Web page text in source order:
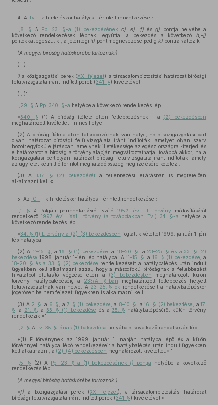
4. A Tv. – kihirdetéskor hatályos – érintett rendelkezései:
8. § A Pp. 23. §-a (1) bekezdésének c) ,e) f) ésg)
pontja helyébe a
következő rendelkezések lépnek, egyúttal a bekezdés a következő h)–j)
pontokkal egészül ki, a jelenlegi h) pont megnevezése pedig k) pontra változik:
(A megyei bíróság hatáskörébe tartoznak:)
(...)
i) a közigazgatási perek (XX. fejezet), a társadalombiztosítási határozat bírósági
felülvizsgálata iránt indított perek (341. §) kivételével,
(...)''
29. § A Pp. 340. §-a helyébe a következő rendelkezés lép:
»340. § (1) A bíróság ítélete ellen fellebbezésnek – a (2) bekezdésben
meghatározott kivétellel – nincs helye.
(2) A bíróság ítélete ellen fellebbezésnek van helye, ha a közigazgatási pert
olyan határozat bírósági felülvizsgálata iránt indították, amelyet olyan szerv
hozott egyfokú eljárásban, amelynek illetékessége az egész országra kiterjed, és
e határozatot a bíróság a törvény alapján megváltoztathatja, továbbá akkor, ha a
közigazgatási pert olyan határozat bírósági felülvizsgálata iránt indították, amely
az ügyfelet kétmillió forintot meghaladó összeg megfizetésére kötelezi.
(3) A337. § (2) bekezdését a fellebbezési eljárásban is megfelelően
alkalmazni kell.«''
5. Az IGT – kihirdetéskor hatályos – érintett rendelkezései:
1. § A Polgári perrendtartásról szóló 1952. évi III. törvény módosításáról
rendelkező1997. évi LXXII. törvény (a továbbiakban: Tv.) 34. §-a helyébe a
következő rendelkezés lép:
»34. § (1) E törvény a (2)–(3) bekezdésben foglalt kivétellel 1999. január 1-jén
lép hatályba.
(2) A 11–15. § , a16. § (1) bekezdése , a 18–20. § , a 23–25. § és a 33. § (2)
bekezdése 1998. január 1-jén lép hatályba. A 11–15. § , a 16. § (1) bekezdése , a
18–20. § és a 33. § (2) bekezdése rendelkezéseit a hatálybalépés után indult
ügyekben kell alkalmazni azzal, hogy a másodfokú bíróságnak a fellebbezést
hivatalból elutasító végzése ellen a
(3) bekezdésben meghatározott külön
törvény hatálybalépéséig a 233/A. §-ban meghatározott fellebbezés helyett
felülvizsgálatnak van helye. A 23–25. §-ok rendelkezéseit a hatálybalépéskor
jogerősen be nem fejezett ügyekben is alkalmazni kell.
(3) A 2. § , a 6. § , a7. § (1) bekezdése , a 8–10. § , a16. § (2) bekezdése , a17.
§ , a 21. § , a33. § (1) bekezdése és a 35. § hatálybalépéséről külön törvény
rendelkezik.«''
2. § A Tv. 35. §-ának (1) bekezdése helyébe a következő rendelkezés lép:
»(1) E törvénynek az 1999. január 1. napján hatályba lépő és a külön
törvénnyel hatályba lépő rendelkezéseit a hatálybalépés után indult ügyekben
kell alkalmazni, a (2)–(4) bekezdésben meghatározott kivétellel.«''
5. § (2) A Pp. 23. §-a (1) bekezdésének f) pontja helyébe a következő
rendelkezés lép:
(A megyei bíróság hatáskörébe tartoznak:)
»f) a közigazgatási perek (XX. fejezet), a társadalombiztosítási határozat
bírósági felülvizsgálata iránt indított perek (341. §) kivételével,«